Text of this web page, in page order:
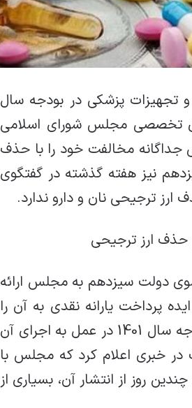
و تجهیزات پزشکی در بودجه سال
تخصصی مجلس شورای اسلامی
جداگانه مخالفت خود را با حذف
نیز هفته گذشته در گفتگوی
ارز ترجیحی نان و دارو ندارد.
ارز ترجیحی
از سوی دولت سیزدهم به مجلس ارائه
پرداخت یارانه نقدی به آن را
تورم زا دانستند. اما در نهایت با رای به کلیات لایحه بودجه سال 1401 در عمل به اجرای آن
در خبری اعلام کرد که مجلس با
چندین روز از انتشار آن، بسیاری از